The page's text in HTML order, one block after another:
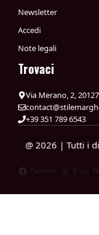
Newsletter
Accedi
Note legali
Trovaci
Via Merano, 2,
+39 351 789 6543
@ 2026 | Tutti i
Facebook X